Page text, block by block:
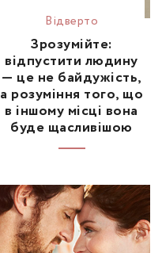
Відвертo
Зрозумійте:
відпустити людину
— це не байдужість,
а розуміння того, що
в іншому місці вона
буде щасливішою